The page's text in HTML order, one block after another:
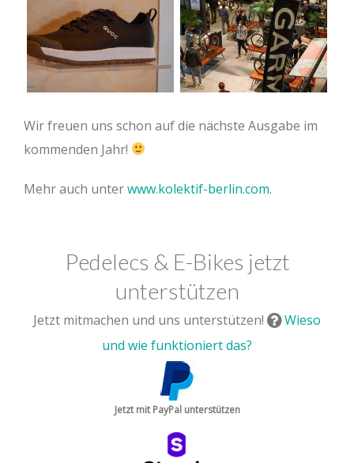
Wir freuen uns schon auf die nächste Ausgabe im
kommenden Jahr!
Mehr auch unterwww.kolektif-berlin.com.
Pedelecs & E-Bikes jetzt
unterstützen
Jetzt mitmachen und uns unterstützen!
Wieso
und wie funktioniert das?
Jetzt mit PayPal unterstützen